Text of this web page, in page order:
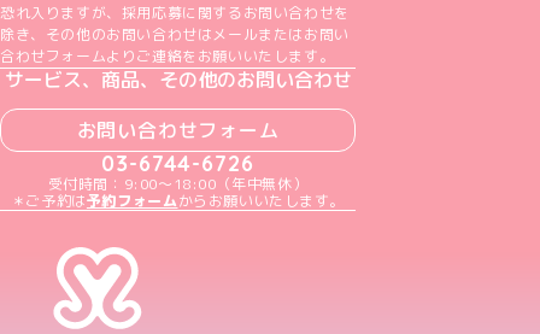
恐れ入りますが、採用応募に関するお問い合わせを
除き、その他のお問い合わせはメールまたはお問い
合わせフォームよりご連絡をお願いいたします。
サービス、商品、その他のお問い合わせ
お問い合わせフォーム
03-6744-6726
受付時間：9:00～18:00（年中無休）
＊ご予約は予約フォームからお願いいたします。